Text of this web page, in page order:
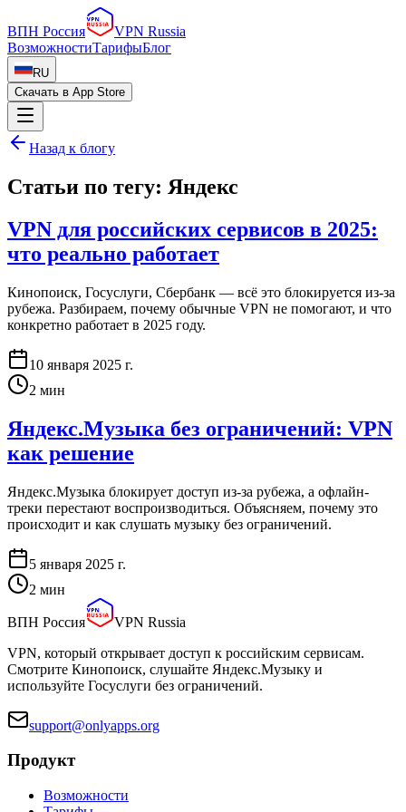
ВПН Россия
VPN Russia
ВозможностиТарифыБлог
RU
Скачать в App Store
Назад к блогу
Статьи по тегу: Яндекс
VPN для российских сервисов в 2025:
что реально работает
Кинопоиск, Госуслуги, Сбербанк — всё это блокируется из-за
рубежа. Разбираем, почему обычные VPN не помогают, и что
конкретно работает в 2025 году.
10 января 2025 г.
2 мин
Яндекс.Музыка без ограничений: VPN
как решение
Яндекс.Музыка блокирует доступ из-за рубежа, а офлайн-
треки перестают воспроизводиться. Объясняем, почему это
происходит и как слушать музыку без ограничений.
5 января 2025 г.
2 мин
ВПН Россия
VPN Russia
VPN, который открывает доступ к российским сервисам.
Смотрите Кинопоиск, слушайте Яндекс.Музыку и
используйте Госуслуги без ограничений.
support@onlyapps.org
Продукт
Возможности